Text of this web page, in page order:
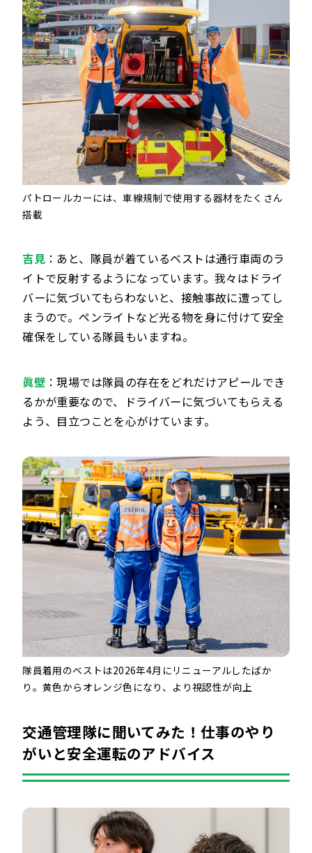
パトロールカーには、車線規制で使用する器材をたくさん
搭載
吉見：あと、隊員が着ているベストは通行車両のラ
イトで反射するようになっています。我々はドライ
バーに気づいてもらわないと、接触事故に遭ってし
まうので。ペンライトなど光る物を身に付けて安全
確保をしている隊員もいますね。
眞壁：現場では隊員の存在をどれだけアピールでき
るかが重要なので、ドライバーに気づいてもらえる
よう、目立つことを心がけています。
隊員着用のベストは2026年4月にリニューアルしたばか
り。黄色からオレンジ色になり、より視認性が向上
交通管理隊に聞いてみた！仕事のやり
がいと安全運転のアドバイス